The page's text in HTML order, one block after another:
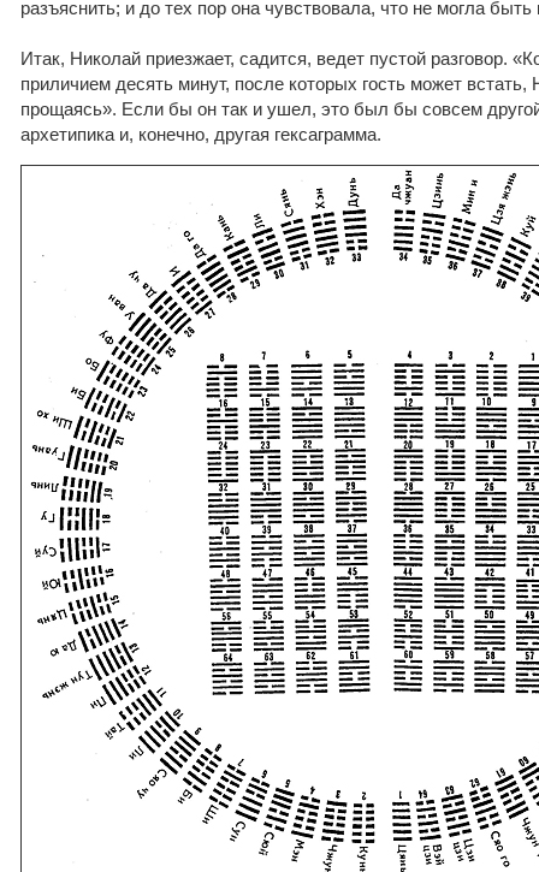
разъяснить; и до тех пор она чувствовала, что не могла быть
Итак, Николай приезжает, садится, ведет пустой разговор.
приличием десять минут, после которых гость может встать,
прощаясь». Если бы он так и ушел, это был бы совсем
архетипика и, конечно, другая гексаграмма.